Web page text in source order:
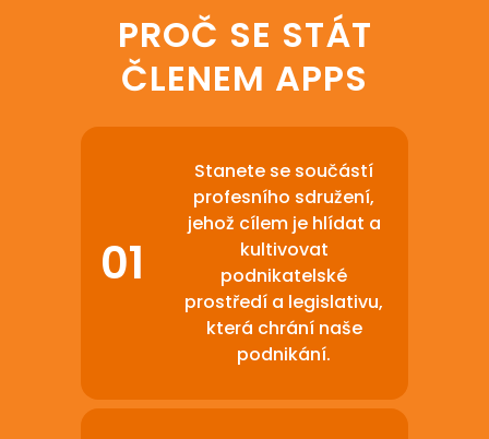
PROČ SE STÁT
ČLENEM APPS
Stanete se součástí
profesního sdružení,
jehož cílem je hlídat a
kultivovat
podnikatelské
prostředí a legislativu,
která chrání naše
podnikání.